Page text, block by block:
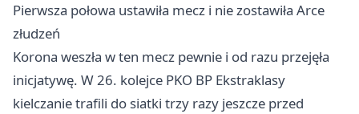
Pierwsza połowa ustawiła mecz i nie zostawiła Arce
złudzeń
Korona weszła w ten mecz pewnie i od razu przejęła
inicjatywę. W 26. kolejce PKO BP Ekstraklasy
kielczanie trafili do siatki trzy razy jeszcze przed